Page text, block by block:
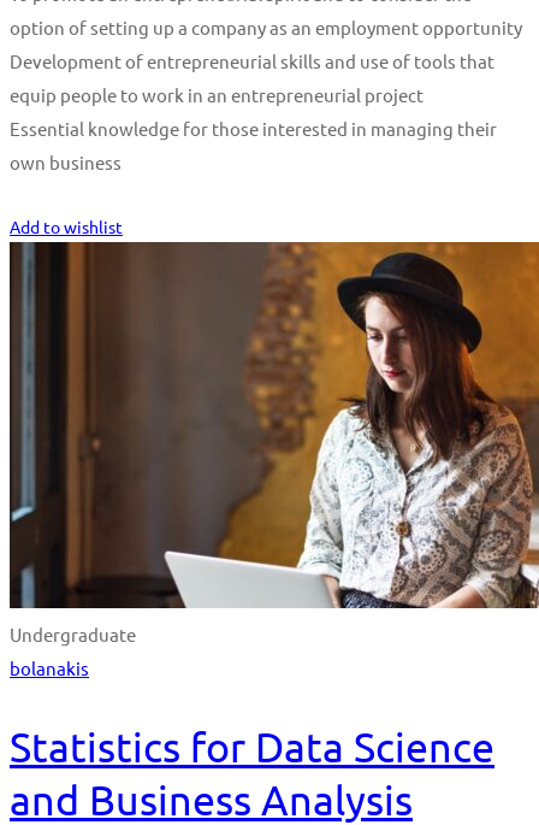
option of setting up a company as an employment opportunity
Development of entrepreneurial skills and use of tools that
equip people to work in an entrepreneurial project
Essential knowledge for those interested in managing their
own business
Add to wishlist
Undergraduate
bolanakis
Statistics for Data Science
and Business Analysis